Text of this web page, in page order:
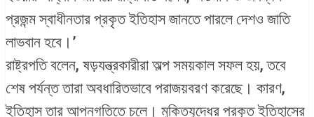
প্রজন্ম স্বাধীনতার প্রকৃত ইতিহাস জানতে পারলে দেশও জাতি
লাভবান হবে।’
রাষ্ট্রপতি বলেন, ষড়যন্ত্রকারীরা অল্প সময়কাল সফল হয়, তবে
শেষ পর্যন্ত তারা অবধারিতভাবে পরাজয়বরণ করেছে। কারণ,
ইতিহাস তার আপনগতিতে চলে। মুক্তিযুদ্ধের প্রকৃত ইতিহাসের